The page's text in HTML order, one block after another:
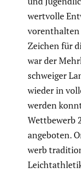
wertvolle
vorent­halten
Zeichen für
war der
schweiger
wieder in
werden
Wettbe­werb
angeboten.
werb